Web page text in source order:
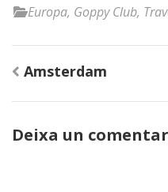
Europa, Goppy Club,
Navegació
Amsterdam
Deixa un